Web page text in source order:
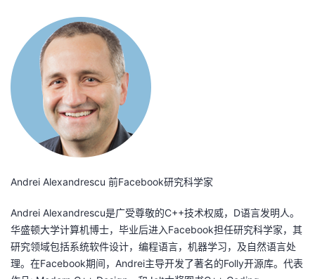
Andrei Alexandrescu 前Facebook研究科学家
Andrei Alexandrescu是广受尊敬的C++技术权威，D语言发明人。
华盛顿大学计算机博士，毕业后进入Facebook担任研究科学家，其
研究领域包括系统软件设计，编程语言，机器学习，及自然语言处
理。在Facebook期间，Andrei主导开发了著名的Folly开源库。代表